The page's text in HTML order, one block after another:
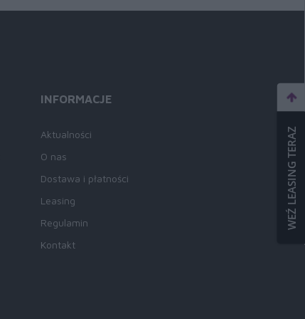
INFORMACJE
Aktualności
O nas
Dostawa i płatności
Leasing
Regulamin
Kontakt
WEŹ LEASING TERAZ